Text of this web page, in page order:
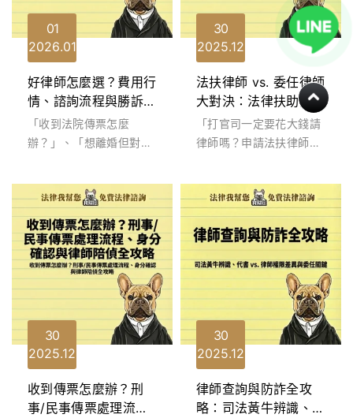
01
01
2026
好律師怎麼選？費用行
情、諮詢流程與勝訴關
鍵全解析
「收到法院傳票怎麼
辦？」、「想離婚但對方
人生面臨重大法律...
30
12
2025
法扶律師 vs. 委任律師
大對決：法律扶助的真
相、資格審查與自費律
師的勝訴關鍵
「打官司一定要花大錢請
律師嗎？申請法扶律師是
第一個疑問。...
30
12
2025
收到傳票怎麼辦？刑
事/民事傳票處理流
30
12
2025
律師查詢與防詐全攻
略：司法黃牛辨識、代